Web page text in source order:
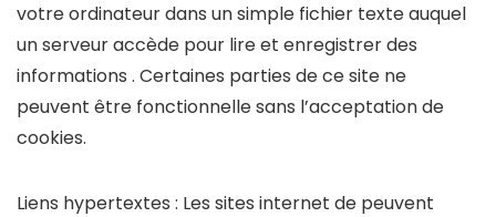
votre ordinateur dans un simple fichier texte auquel
un serveur accède pour lire et enregistrer des
informations . Certaines parties de ce site ne
peuvent être fonctionnelle sans l’acceptation de
cookies.
Liens hypertextes : Les sites internet de peuvent